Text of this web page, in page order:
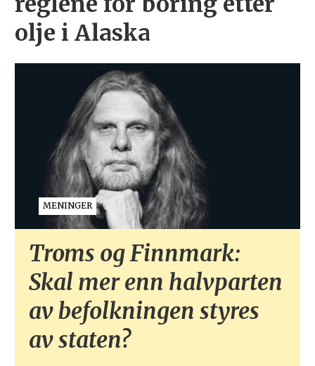
olje i Alaska
MENINGER
Troms og Finnmark:
Skal mer enn halvparten
av befolkningen styres
av staten?